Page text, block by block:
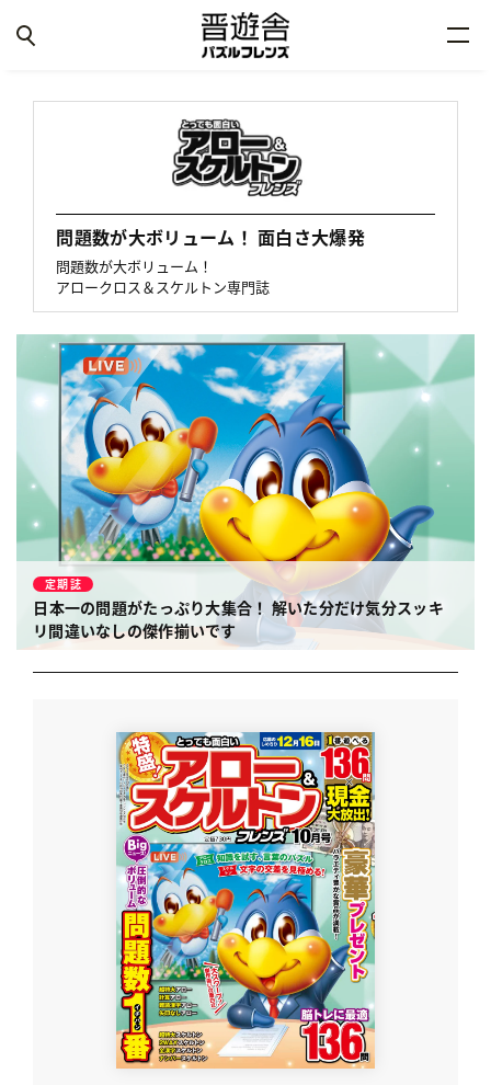
問題数が大ボリューム！ 面白さ大爆発
問題数が大ボリューム！
アロークロス＆スケルトン専門誌
定期誌
日本一の問題がたっぷり大集合！ 解いた分だけ気分スッキ
リ間違いなしの傑作揃いです